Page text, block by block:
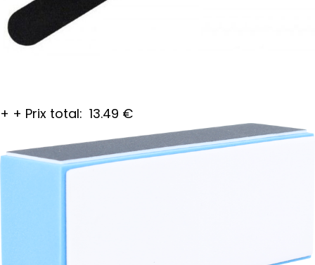
+ + Prix total: 13.49 €